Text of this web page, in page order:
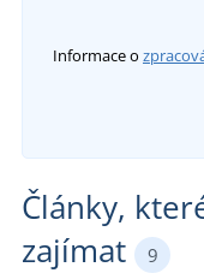
Informace o
Články,
zajímat
9